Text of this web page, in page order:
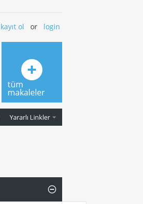
kayıt ol or login
Yararlı Linkler
tüm
makaleler